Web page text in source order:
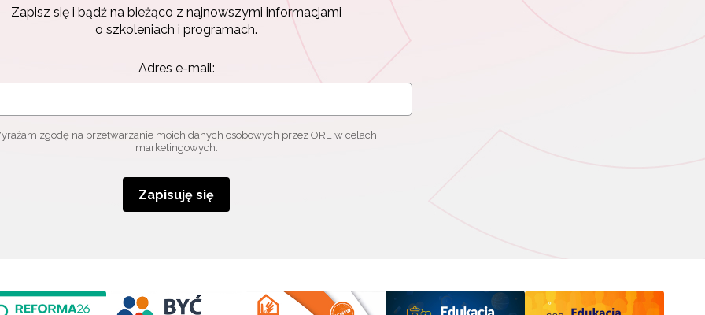
Zapisz się i bądź na bieżąco z najnowszymi informacjami
o szkoleniach i programach.
Adres e-mail:
zgodę na przetwarzanie moich danych osobowych przez ORE w celach
marketingowych.
Zapisuję się